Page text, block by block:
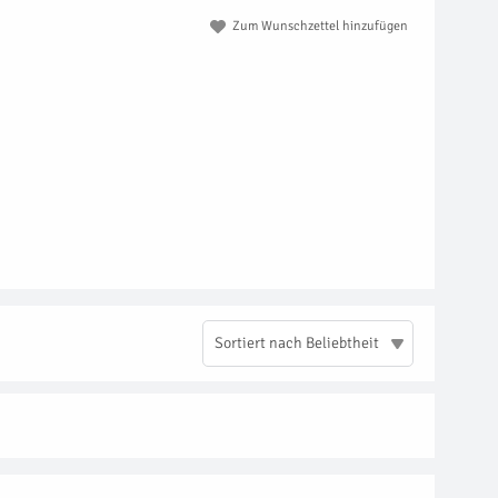
Zum Wunschzettel hinzufügen
Sortiert nach Beliebtheit